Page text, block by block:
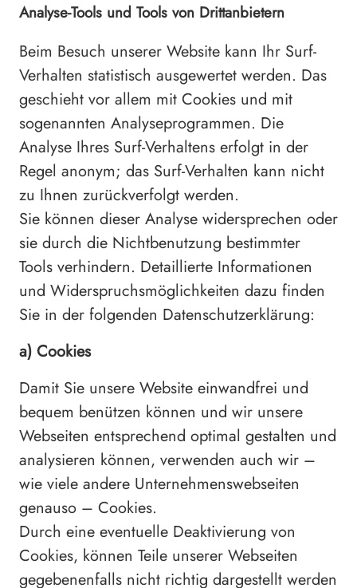
Analyse-Tools und Tools von Drittanbietern
Beim Besuch unserer Website kann Ihr Surf-
Verhalten statistisch ausgewertet werden. Das
geschieht vor allem mit Cookies und mit
sogenannten Analyseprogrammen. Die
Analyse Ihres Surf-Verhaltens erfolgt in der
Regel anonym; das Surf-Verhalten kann nicht
zu Ihnen zurückverfolgt werden.
Sie können dieser Analyse widersprechen oder
sie durch die Nichtbenutzung bestimmter
Tools verhindern. Detaillierte Informationen
und Widerspruchsmöglichkeiten dazu finden
Sie in der folgenden Datenschutzerklärung:
a) Cookies
Damit Sie unsere Website einwandfrei und
bequem benützen können und wir unsere
Webseiten entsprechend optimal gestalten und
analysieren können, verwenden auch wir –
wie viele andere Unternehmenswebseiten
genauso – Cookies.
Durch eine eventuelle Deaktivierung von
Cookies, können Teile unserer Webseiten
gegebenenfalls nicht richtig dargestellt werden